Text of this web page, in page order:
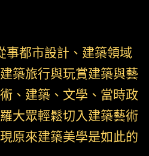
事都市設計、建築領域
築旅行與玩賞建築與藝
、建築、文學、當時政
大眾輕鬆切入建築藝術
原來建築美學是如此的